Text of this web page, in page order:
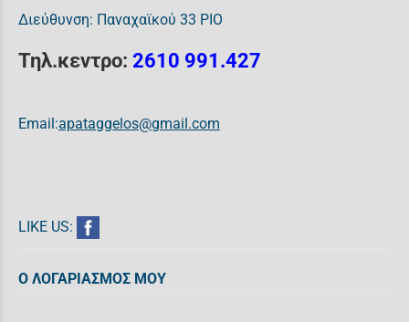
Διεύθυνση: Παναχαϊκού 33 ΡΙΟ
Τηλ.κεντρο: 2610 991.427
Email:apataggelos@gmail.com
LIKE US:
Ο ΛΟΓΑΡΙΑΣΜΟΣ ΜΟΥ